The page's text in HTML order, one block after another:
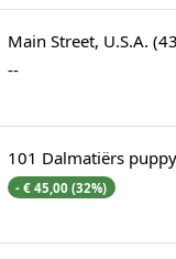
Main Street, U.S.A.
--
101 Dalmatiërs
- € 45,00 (32%)